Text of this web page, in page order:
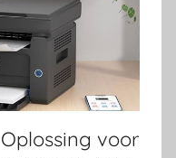
voor